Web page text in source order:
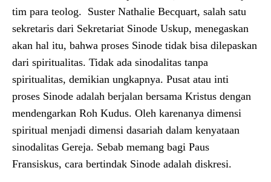
tim para teolog. Suster Nathalie Becquart, salah satu
sekretaris dari Sekretariat Sinode Uskup, menegaskan
akan hal itu, bahwa proses Sinode tidak bisa dilepaskan
dari spiritualitas. Tidak ada sinodalitas tanpa
spiritualitas, demikian ungkapnya. Pusat atau inti
proses Sinode adalah berjalan bersama Kristus dengan
mendengarkan Roh Kudus. Oleh karenanya dimensi
spiritual menjadi dimensi dasariah dalam kenyataan
sinodalitas Gereja. Sebab memang bagi Paus
Fransiskus, cara bertindak Sinode adalah diskresi.